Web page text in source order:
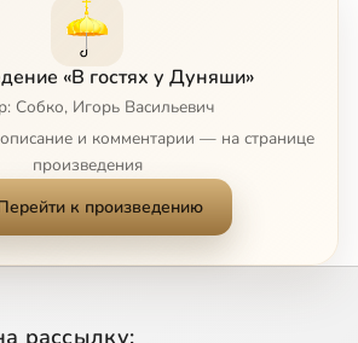
«В гостях у Дуняши»
Собко, Игорь Васильевич
и комментарии — на странице
произведения
к произведению